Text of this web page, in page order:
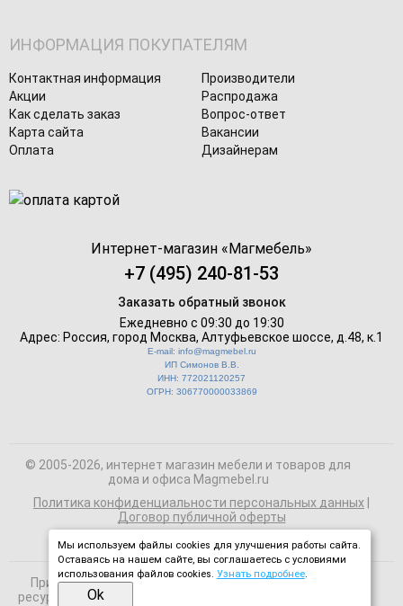
ИНФОРМАЦИЯ ПОКУПАТЕЛЯМ
Контактная информация
Производители
Акции
Распродажа
Как сделать заказ
Вопрос-ответ
Карта сайта
Вакансии
Оплата
Дизайнерам
Интернет-магазин «Магмебель»
+7 (495) 240-81-53
Заказать обратный звонок
Ежедневно с 09:30 до 19:30
Адрес: Россия, город Москва, Алтуфьевское шоссе, д.48, к.1
E-mail: info@magmebel.ru
ИП Симонов В.В.
ИНН: 772021120257
ОГРН: 306770000033869
© 2005-2026, интернет магазин мебели и товаров для
дома и офиса Magmebel.ru
Политика конфиденциальности персональных данных
Договор публичной оферты
При использовании материалов сайта на сторонних
ресурсах активная ссылка на magmebel.ru обязательна.
Мы используем файлы cookies для улучшения работы сайта.
Оставаясь на нашем сайте, вы соглашаетесь с условиями
использования файлов cookies. Узнать подробнее.
Ok